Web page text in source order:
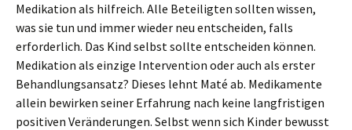
Medikation als hilfreich. Alle Beteiligten sollten wissen,
was sie tun und immer wieder neu entscheiden, falls
erforderlich. Das Kind selbst sollte entscheiden können.
Medikation als einzige Intervention oder auch als erster
Behandlungsansatz? Dieses lehnt Maté ab. Medikamente
allein bewirken seiner Erfahrung nach keine langfristigen
positiven Veränderungen. Selbst wenn sich Kinder bewusst